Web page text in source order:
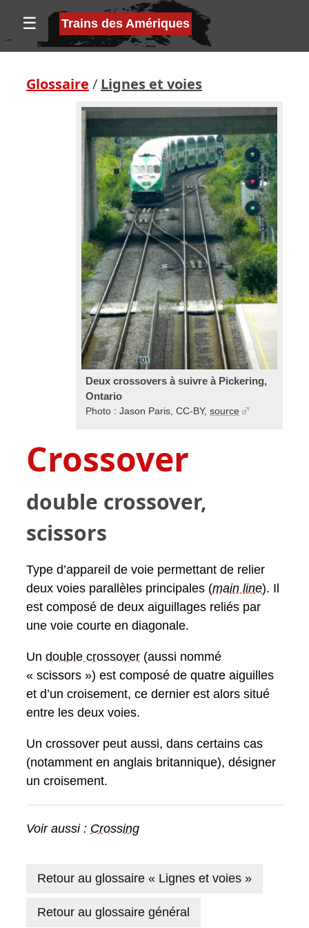
☰ Trains des Amériques
Glossaire / Lignes et voies
Deux crossovers à suivre à Pickering,
Ontario
Photo : Jason Paris, CC-BY, source
Crossover
double crossover,
scissors
Type d’appareil de voie permettant de relier
deux voies parallèles principales (main line). Il
est composé de deux aiguillages reliés par
une voie courte en diagonale.
Un double crossover (aussi nommé
« scissors ») est composé de quatre aiguilles
et d’un croisement, ce dernier est alors situé
entre les deux voies.
Un crossover peut aussi, dans certains cas
(notamment en anglais britannique), désigner
un croisement.
Voir aussi : Crossing
Retour au glossaire « Lignes et voies »
Retour au glossaire général